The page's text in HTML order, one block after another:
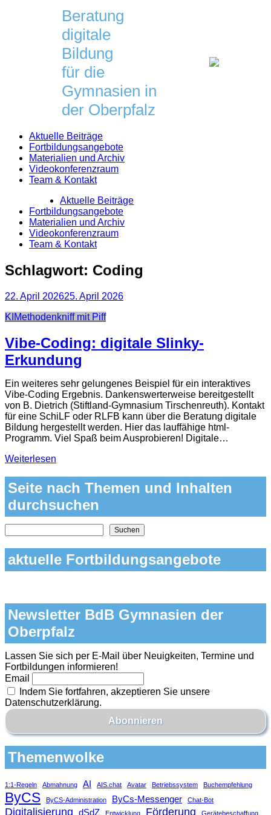
Beratung
digitale
Bildung
für die
Gymnasien in
der Oberpfalz
Aktuelle Beiträge
Fortbildungsangebote
Materialien und Archiv
Videokonferenzraum
Team & Kontakt
Aktuelle Beiträge
Fortbildungsangebote
Materialien und Archiv
Videokonferenzraum
Team & Kontakt
Schlagwort: Coding
22. April 202625. April 2026
Categories
KI Methodenkniff mit Piff
Vibe-Coding: digitale Slinky-
Erkundung
Ein weiteres sehr gelungenes Beispiel für ein interaktives
Vibe-Coding Ergebnis. Dankenswerterweise bereitgestellt
von B. Dietrich (Stiftland-Gymnasium Tirschenreuth). Kontakt
für eine SchiLF oder RLFB kann über die Beratung digitale
Bildung hergestellt werden. Hier das lauffähige html-
Programm. Viel Spaß beim Ausprobieren! Digitale…
Weiterlesen
Seite nach Themen und Inhalten
durchsuchen
Nach Themen und Inhalten auf der Seite suchen
Suchen
aktuelle Fortbildungsangebote
Newsletter BdB Gymnasien der
Oberpfalz
Lassen Sie sich per E-Mail über Neuigkeiten, Termine und
Fortbildungen informieren!
Email
Indem Sie fortfahren, akzeptieren Sie unsere
Datenschutzerklärung.
Themenwolke
1:1-Regeln Abmahnung AI AIS.chat Avatar Betriebssystem Buchempfehlung
ByCS ByCS-Administration ByCs-Messenger Chat-Bot
Digitalisierung dSdZ Entwicklung Förderung Gerätebeschaffung